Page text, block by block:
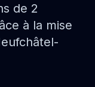
de 2
à la mise